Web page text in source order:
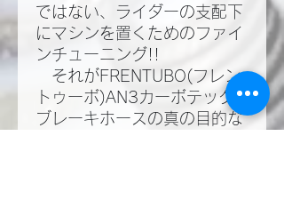
ではない、ライダーの支配下
にマシンを置くためのファイ
ンチューニング!!​
それがFRENTUBO(フレン
トゥーボ)AN3カーボテック
ブレーキホースの真の目的な